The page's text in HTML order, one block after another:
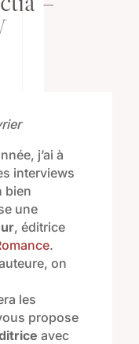
j’ai à
interviews
bien
une
, éditrice
.
on
les
propose
avec